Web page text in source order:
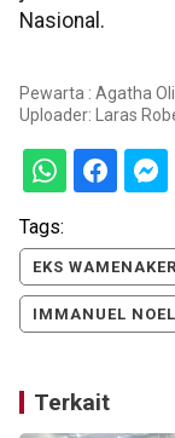
Nasional.
Pewarta : Agatha
Uploader: Laras
Tags:
EKS WAMENAKER
IMMANUEL
Terkait